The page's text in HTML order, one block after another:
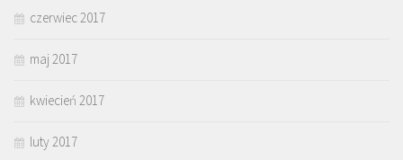
czerwiec 2017
maj 2017
kwiecień 2017
luty 2017